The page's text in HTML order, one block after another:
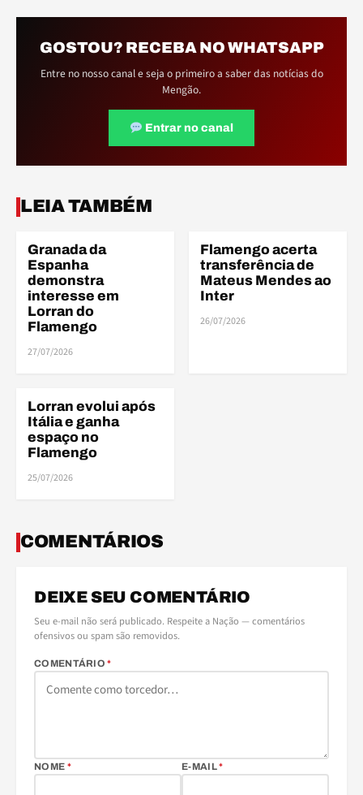
GOSTOU? RECEBA NO WHATSAPP
Entre no nosso canal e seja o primeiro a saber das notícias do
Mengão.
Entrar no canal
LEIA TAMBÉM
BASE
Granada da
Espanha
demonstra
interesse em
Lorran do
Flamengo
27/07/2026
BASE
Flamengo acerta
transferência de
Mateus Mendes ao
Inter
26/07/2026
BASE
Lorran evolui após
Itália e ganha
espaço no
Flamengo
25/07/2026
COMENTÁRIOS
DEIXE SEU COMENTÁRIO
Seu e-mail não será publicado. Respeite a Nação — comentários
ofensivos ou spam são removidos.
COMENTÁRIO*
NOME * E-MAIL*